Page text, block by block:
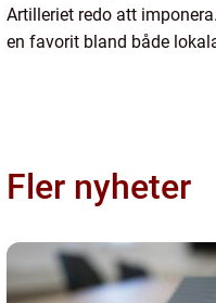
Artilleriet redo att
en favorit bland både
Fler nyheter